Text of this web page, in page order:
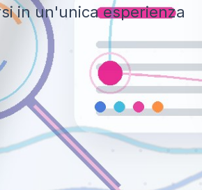
in un'unica esperienza